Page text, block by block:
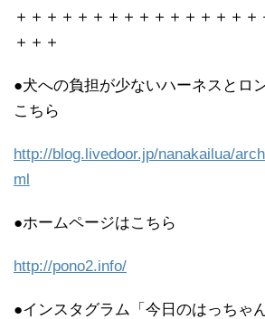
＋＋＋＋＋＋＋＋＋＋＋＋＋＋＋＋
＋＋＋
●犬への負担が少ないハーネスとロ
こちら
http://blog.livedoor.jp/nanakailua/
ml
●ホームページはこちら
http://pono2.info/
●インスタグラム「今日のはっちゃ